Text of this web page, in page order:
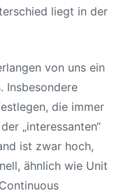
liegt in der
von uns ein
Insbesondere
die immer
„interessanten“
ist zwar hoch,
ähnlich wie Unit